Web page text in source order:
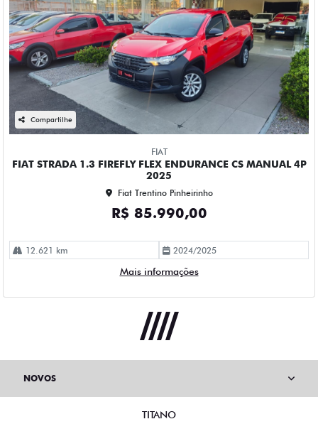
Compartilhe
FIAT
FIAT STRADA 1.3 FIREFLY FLEX ENDURANCE CS MANUAL 4P
2025
Fiat Trentino Pinheirinho
R$ 85.990,00
12.621 km 2024/2025
Mais informações
NOVOS
TITANO